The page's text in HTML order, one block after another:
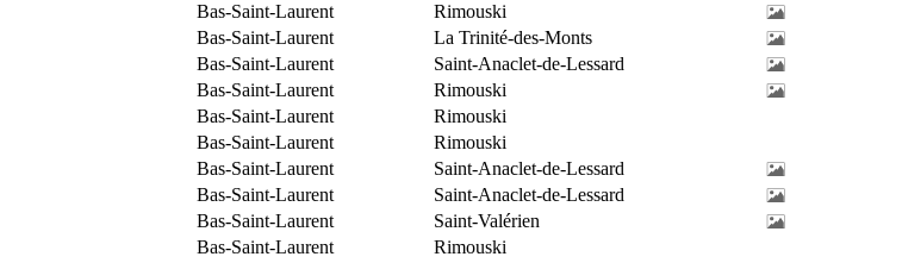
Bas-Saint-Laurent
Rimouski
Bas-Saint-Laurent
La Trinité-des-Monts
Bas-Saint-Laurent
Saint-Anaclet-de-Lessard
Bas-Saint-Laurent
Rimouski
Bas-Saint-Laurent
Rimouski
Bas-Saint-Laurent
Rimouski
Bas-Saint-Laurent
Saint-Anaclet-de-Lessard
Bas-Saint-Laurent
Saint-Anaclet-de-Lessard
Bas-Saint-Laurent
Saint-Valérien
Bas-Saint-Laurent Rimouski